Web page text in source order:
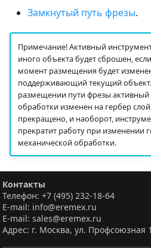
Замкнутый путь фрезы.
Примечание! Активный
иного объекта будет сброшен,
момент размещения будет
поддерживающий текущий
размещении пути фрезы активный
обработки изменен на гербер
прекращено, и наоборот,
прекратит работу при изменении
механической обработки.
Контакты
Телефон: +7 (495) 232-18-64
E-mail: info@eremex.ru
E-mail: sales@eremex.ru
Адрес: г. Москва, ул. Профсоюзная